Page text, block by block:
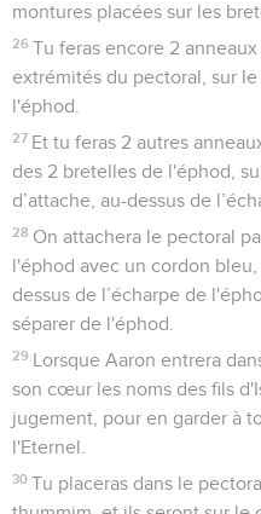
montures placées sur les
26 Tu feras encore 2
extrémités du pectoral, sur
l'éphod.
27 Et tu feras 2 autres
des 2 bretelles de l'éphod,
d’attache, au-dessus de
28 On attachera le pectoral
l'éphod avec un cordon
dessus de l’écharpe de
séparer de l'éphod.
29 Lorsque Aaron entrera
son cœur les noms des fils
jugement, pour en garder à
l'Eternel.
30 Tu placeras dans le